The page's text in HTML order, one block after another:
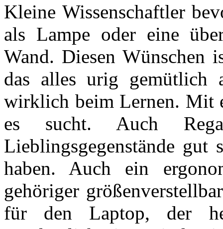
Kleine Wissenschaftler
als Lampe oder eine
Wand. Diesen Wünschen
das alles urig gemütlich
wirklich beim Lernen. Mit
es sucht. Auch
Lieblingsgegenstände
haben. Auch ein
gehöriger
für den Laptop, der